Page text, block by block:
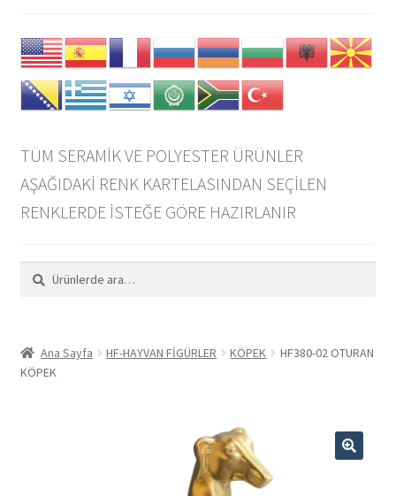
Alternatif Satış Kanallarımız
Hesabım – Giriş / Kayıt
Favorilerim
PDF Katalog İndir
Hakkımızda
TÜM SERAMİK VE POLYESTER ÜRÜNLER
AŞAĞIDAKİ RENK KARTELASINDAN SEÇİLEN
RENKLERDE İSTEĞE GÖRE HAZIRLANIR
Ara:
Ara
Ana Sayfa HF-HAYVAN FİGÜRLER KÖPEK
HF380-02 OTURAN
KÖPEK